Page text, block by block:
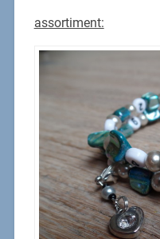
assortiment: